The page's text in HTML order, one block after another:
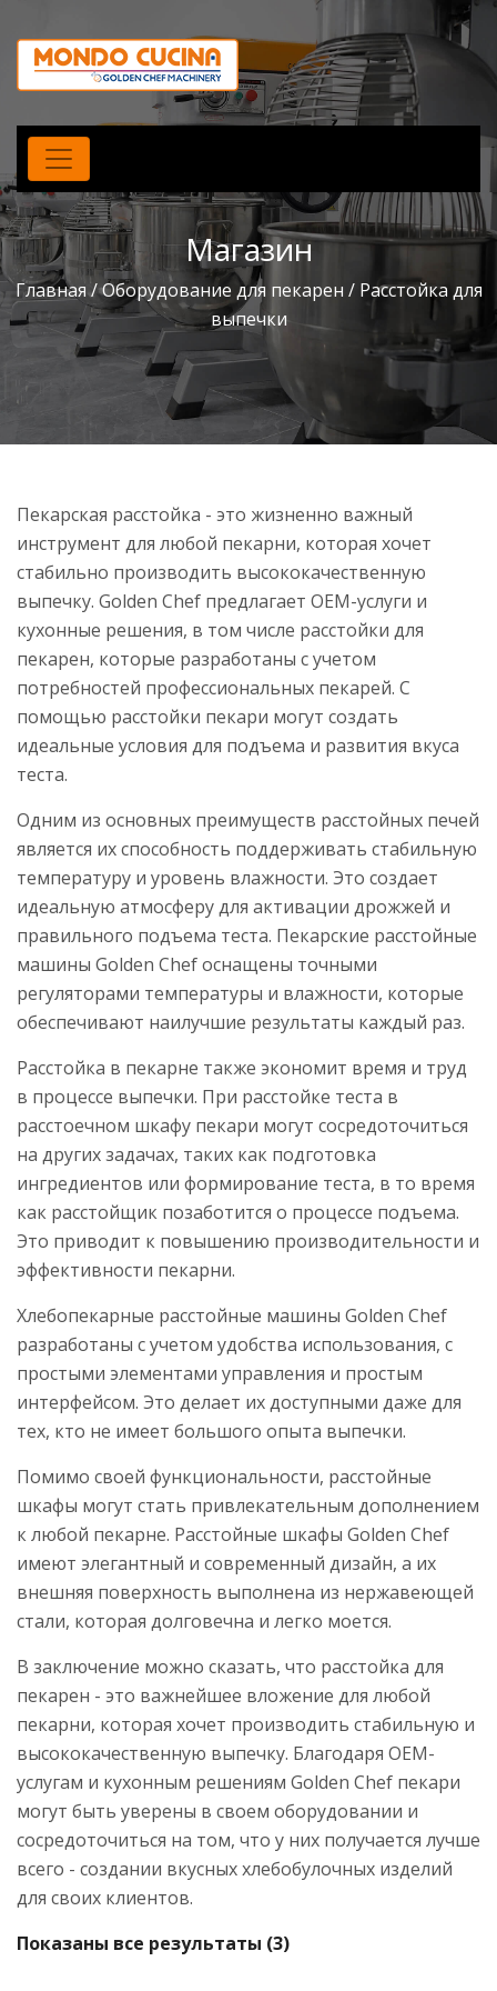
Магазин
Главная/Оборудование для пекарен / Расстойка для
выпечки
Пекарская расстойка - это жизненно важный
инструмент для любой пекарни, которая хочет
стабильно производить высококачественную
выпечку. Golden Chef предлагает OEM-услуги и
кухонные решения, в том числе расстойки для
пекарен, которые разработаны с учетом
потребностей профессиональных пекарей. С
помощью расстойки пекари могут создать
идеальные условия для подъема и развития вкуса
теста.
Одним из основных преимуществ расстойных печей
является их способность поддерживать стабильную
температуру и уровень влажности. Это создает
идеальную атмосферу для активации дрожжей и
правильного подъема теста. Пекарские расстойные
машины Golden Chef оснащены точными
регуляторами температуры и влажности, которые
обеспечивают наилучшие результаты каждый раз.
Расстойка в пекарне также экономит время и труд
в процессе выпечки. При расстойке теста в
расстоечном шкафу пекари могут сосредоточиться
на других задачах, таких как подготовка
ингредиентов или формирование теста, в то время
как расстойщик позаботится о процессе подъема.
Это приводит к повышению производительности и
эффективности пекарни.
Хлебопекарные расстойные машины Golden Chef
разработаны с учетом удобства использования, с
простыми элементами управления и простым
интерфейсом. Это делает их доступными даже для
тех, кто не имеет большого опыта выпечки.
Помимо своей функциональности, расстойные
шкафы могут стать привлекательным дополнением
к любой пекарне. Расстойные шкафы Golden Chef
имеют элегантный и современный дизайн, а их
внешняя поверхность выполнена из нержавеющей
стали, которая долговечна и легко моется.
В заключение можно сказать, что расстойка для
пекарен - это важнейшее вложение для любой
пекарни, которая хочет производить стабильную и
высококачественную выпечку. Благодаря OEM-
услугам и кухонным решениям Golden Chef пекари
могут быть уверены в своем оборудовании и
сосредоточиться на том, что у них получается лучше
всего - создании вкусных хлебобулочных изделий
для своих клиентов.
Показаны все результаты (3)